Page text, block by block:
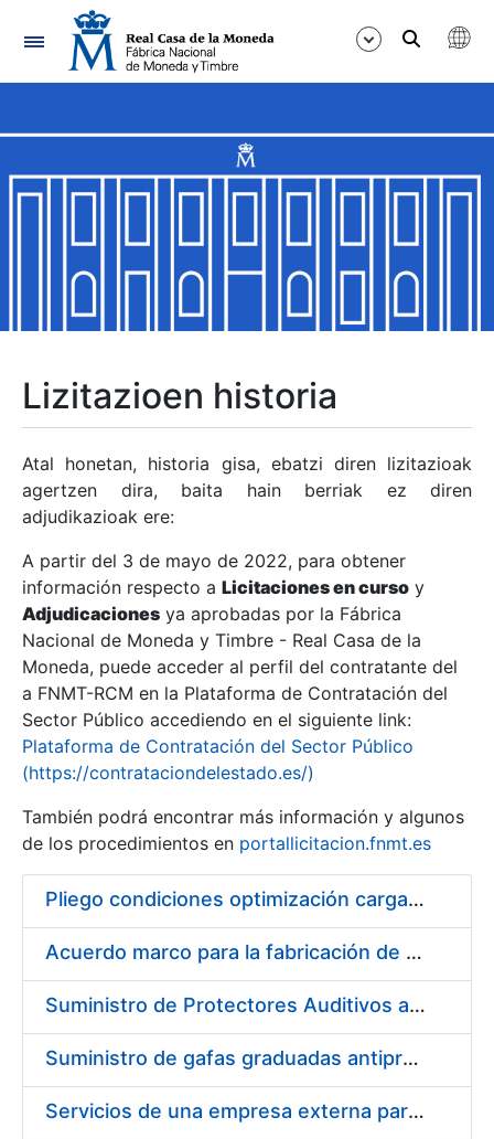
Nabigazioa
Erakutsi/Ezkutatu
Erakutsi/Ezkutatu
Erakutsi/Ezkutatu
Erakutsi/Ezkutatu
Erakutsi/Ezkutatu
Erakutsi/Ezkutatu
Erakutsi/Ezkutatu
Erakutsi/Ezkutatu
Lizitazioen historia
Atal honetan, historia gisa, ebatzi diren lizitazioak
agertzen dira, baita hain berriak ez diren
adjudikazioak ere:
A partir del 3 de mayo de 2022, para obtener
información respecto a Licitaciones en curso y
Adjudicaciones ya aprobadas por la Fábrica
Nacional de Moneda y Timbre - Real Casa de la
Moneda, puede acceder al perfil del contratante del
a FNMT-RCM en la Plataforma de Contratación del
Sector Público accediendo en el siguiente link:
Plataforma de Contratación del Sector Público
(https://contrataciondelestado.es/)
También podrá encontrar más información y algunos
de los procedimientos en portallicitacion.fnmt.es
Pliego condiciones optimización cargas compras firmado
Acuerdo marco para la fabricación de piezas
Suministro de Protectores Auditivos a medida para las personas trabajadoras de los Centros de Trabajo de Madrid y Burgos
Suministro de gafas graduadas antiproyecciones para los trabajadores de la FNMT-RCM en los centros de trabajo de Madrid y Burgos
Servicios de una empresa externa para el asesoramiento y resolución de los recursos de alzada que se presentan relacionados con procesos de selección para la FNMT-RCM